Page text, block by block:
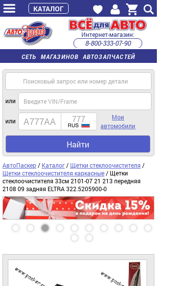
СЕТЬ МАГАЗИНОВ АВТОЗАПЧАСТЕЙ
Интернет-магазин:
8-800-333-07-90
часы работы с 9:00 до 22:00 (пн-пт)
или
или
Мои
автомобили
Найти
АвтоПаскер / Каталог / Щетки стеклоочистителя /
Щетки стеклоочистителя каркасные / Щетки
стеклоочистителя 33см 2101-07 21 213 передняя
2108 09 задняя ELTRA 322.5205900-0
КАТАЛОГ